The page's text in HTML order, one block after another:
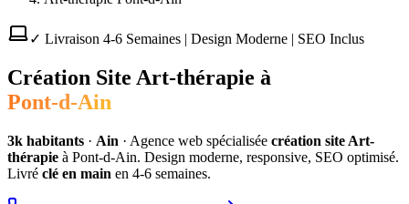
✓ Livraison 4-6 Semaines | Design Moderne | SEO Inclus
Création Site Art-thérapie à
Pont-d-Ain
3k habitants · Ain · Agence web spécialisée création site Art-
thérapie à Pont-d-Ain. Design moderne, responsive, SEO optimisé.
Livré clé en main en 4-6 semaines.